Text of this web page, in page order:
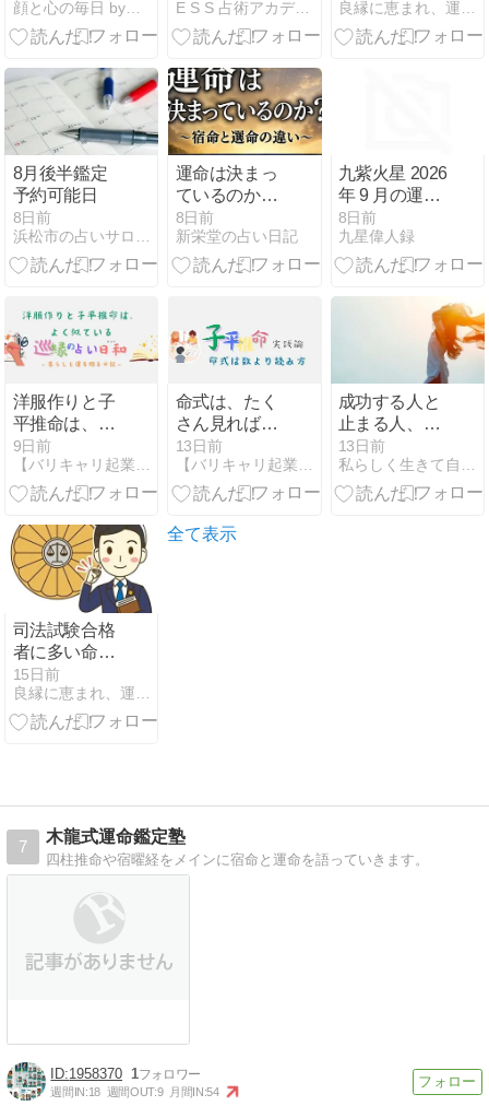
顔と心の毎日 by表こころ
座＜基礎編＞
（第３土曜夕
集のご案内
E S S 占術アカデミーブログ
良縁に恵まれ、運気に愛される鑑定書
8月後半鑑定
予約可能日
8日前
浜松市の占いサロン心地居
運命は決まっ
ているのか？
～宿命と運命
の違い～
8日前
新栄堂の占い日記
九紫火星 2026
年 9 月の運勢
｜火が風に乗
り、縁が広が
る月
8日前
九星偉人録
洋服作りと子
平推命は、よ
く似ている
9日前
【バリキャリ起業女子の占い活用術】お金・仕事を引き寄せる方法
命式は、たく
さん見れば読
めるようにな
るのでしょう
か？
13日前
【バリキャリ起業女子の占い活用術】お金・仕事を引き寄せる方法
成功する人と
止まる人、そ
の差は「努
力」じゃなく
〇〇！
13日前
私らしく生きて自由になる 自分軸を取り戻す方法【京都 関西】
司法試験合格
者に多い命式
は？
15日前
良縁に恵まれ、運気に愛される鑑定書
全て表示
7
木龍式運命鑑定塾
四柱推命や宿曜経をメインに宿命と運命を語っていきます。
1958370 1
週間IN:18 週間OUT:9 月間IN:54